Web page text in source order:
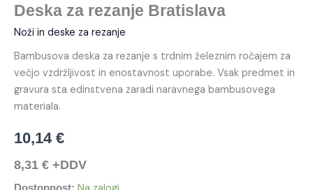
Deska za rezanje Bratislava
Noži in deske za rezanje
Bambusova deska za rezanje s trdnim železnim ročajem za
večjo vzdržljivost in enostavnost uporabe. Vsak predmet in
gravura sta edinstvena zaradi naravnega bambusovega
materiala.
10,14 €
8,31 € +DDV